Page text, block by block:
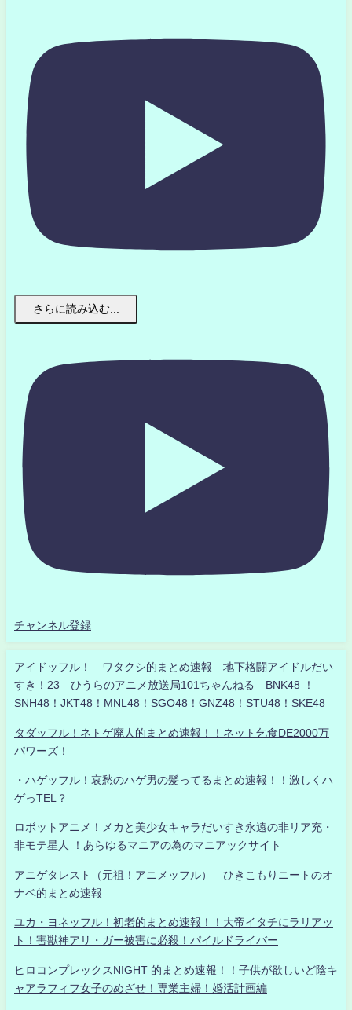
さらに読み込む...
チャンネル登録
アイドッフル！ ワタクシ的まとめ速報 地下格闘アイドルだい
すき！23 ひうらのアニメ放送局101ちゃんねる BNK48 ！
SNH48！JKT48！MNL48！SGO48！GNZ48！STU48！SKE48
タダッフル！ネトゲ廃人的まとめ速報！！ネット乞食DE2000万
パワーズ！
・ハゲッフル！哀愁のハゲ男の髪ってるまとめ速報！！激しくハ
ゲっTEL？
ロボットアニメ！メカと美少女キャラだいすき永遠の非リア充・
非モテ星人 ！あらゆるマニアの為のマニアックサイト
アニゲタレスト（元祖！アニメッフル） ひきこもりニートのオ
ナベ的まとめ速報
ユカ・ヨネッフル！初老的まとめ速報！！大帝イタチにラリアッ
ト！害獣神アリ・ガー被害に必殺！パイルドライバー
ヒロコンプレックスNIGHT 的まとめ速報！！子供が欲しいど陰キ
ャアラフィフ女子のめざせ！専業主婦！婚活計画編